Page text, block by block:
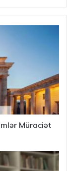
Müraciət